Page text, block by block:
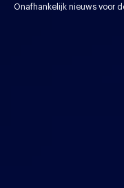
Onafhankelijk nieuws voor